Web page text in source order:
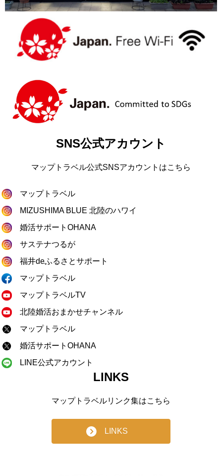
SNS公式アカウント
マップトラベル公式SNSアカウントはこちら
マップトラベル
MIZUSHIMA BLUE 北陸のハワイ
婚活サポートOHANA
サステナつるが
福井deふるさとサポート
マップトラベル
マップトラベルTV
北陸婚活おまかせチャンネル
マップトラベル
婚活サポートOHANA
LINE公式アカウント
LINKS
マップトラベルリンク集はこちら
LINKS